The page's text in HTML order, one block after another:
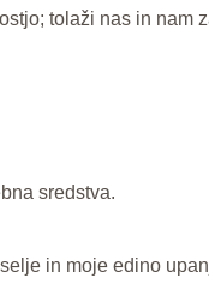
tolaži nas in nam
sredstva.
in moje edino